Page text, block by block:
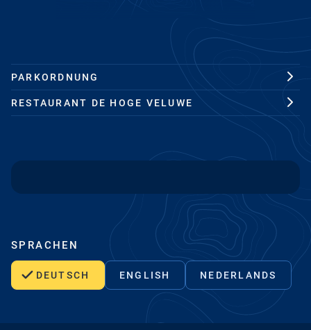
PARKORDNUNG
RESTAURANT DE HOGE VELUWE
SPRACHEN
DEUTSCH ENGLISH NEDERLANDS